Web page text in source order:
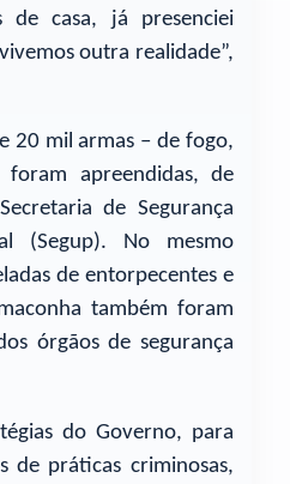
de casa, já presenciei
outra realidade”,
20 mil armas – de fogo,
foram apreendidas, de
de Segurança
(Segup). No mesmo
de entorpecentes e
também foram
órgãos de segurança
do Governo, para
de práticas criminosas,